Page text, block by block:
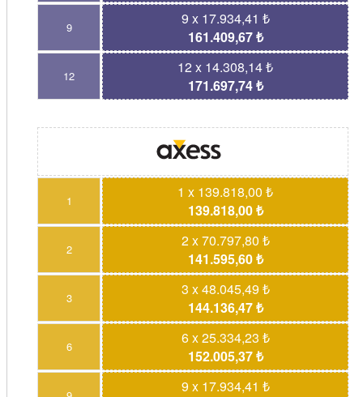
9
9 x 17.934,41 ₺
161.409,67 ₺
12
12 x 14.308,14 ₺
171.697,74 ₺
1
1 x 139.818,00 ₺
139.818,00 ₺
2
2 x 70.797,80 ₺
141.595,60 ₺
3
3 x 48.045,49 ₺
144.136,47 ₺
6
6 x 25.334,23 ₺
152.005,37 ₺
9 x 17.934,41 ₺